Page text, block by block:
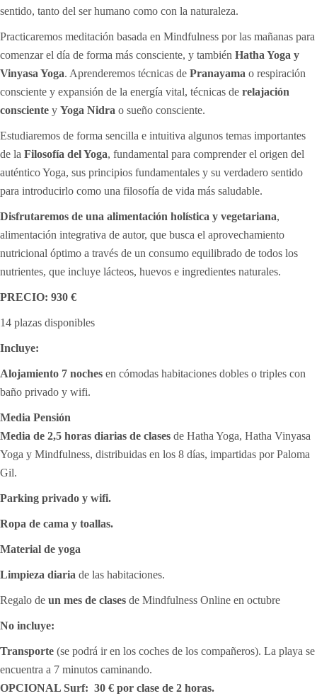
sentido, tanto del ser humano como con la naturaleza.
Practicaremos meditación basada en Mindfulness por las mañanas para
comenzar el día de forma más consciente, y también Hatha Yoga y
Vinyasa Yoga. Aprenderemos técnicas de Pranayama o respiración
consciente y expansión de la energía vital, técnicas de relajación
consciente y Yoga Nidra o sueño consciente.
Estudiaremos de forma sencilla e intuitiva algunos temas importantes
de la Filosofía del Yoga, fundamental para comprender el origen del
auténtico Yoga, sus principios fundamentales y su verdadero sentido
para introducirlo como una filosofía de vida más saludable.
Disfrutaremos de una alimentación holística y vegetariana,
alimentación integrativa de autor, que busca el aprovechamiento
nutricional óptimo a través de un consumo equilibrado de todos los
nutrientes, que incluye lácteos, huevos e ingredientes naturales.
PRECIO: 930 €
14 plazas disponibles
Incluye:
Alojamiento 7 noches en cómodas habitaciones dobles o triples con
baño privado y wifi.
Media Pensión
Media de 2,5 horas diarias de clases de Hatha Yoga, Hatha Vinyasa
Yoga y Mindfulness, distribuidas en los 8 días, impartidas por Paloma
Gil.
Parking privado y wifi.
Ropa de cama y toallas.
Material de yoga
Limpieza diaria de las habitaciones.
Regalo de un mes de clases de Mindfulness Online en octubre
No incluye:
Transporte (se podrá ir en los coches de los compañeros). La playa se
encuentra a 7 minutos caminando.
OPCIONAL Surf: 30 € por clase de 2 horas.